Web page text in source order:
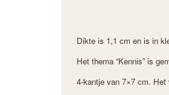
Dikte is 1,1 cm en is in
Het thema “Kennis” is
4-kantje van 7×7 cm. Het